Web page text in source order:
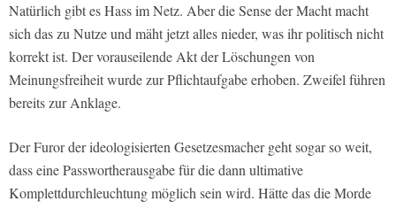
Natürlich gibt es Hass im Netz. Aber die Sense der Macht macht
sich das zu Nutze und mäht jetzt alles nieder, was ihr politisch nicht
korrekt ist. Der vorauseilende Akt der Löschungen von
Meinungsfreiheit wurde zur Pflichtaufgabe erhoben. Zweifel führen
bereits zur Anklage.
Der Furor der ideologisierten Gesetzesmacher geht sogar so weit,
dass eine Passwortherausgabe für die dann ultimative
Komplettdurchleuchtung möglich sein wird. Hätte das die Morde